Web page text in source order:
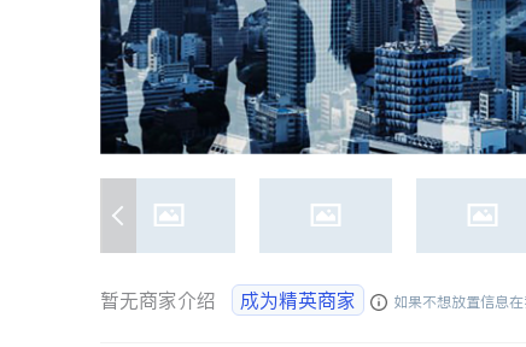
暂无商家介绍 成为精英商家 如果不想放置信息